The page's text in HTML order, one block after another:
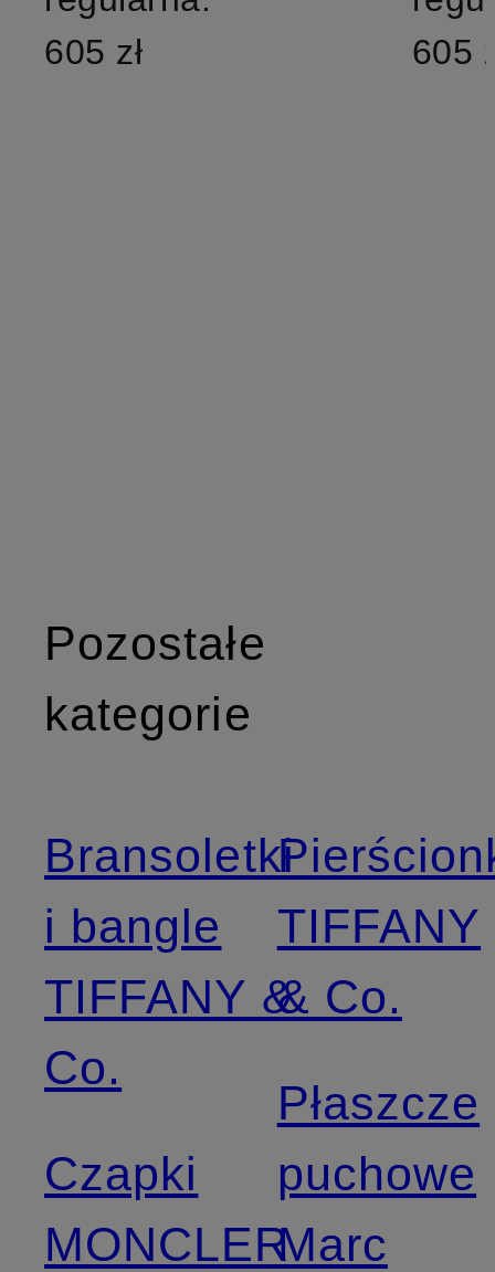
605 zł
605
Pozostałe
kategorie
Bransoletki
i bangle
TIFFANY &
Co.
Czapki
MONCLER
TIFFANY
& Co.
Płaszcze
puchowe
Marc